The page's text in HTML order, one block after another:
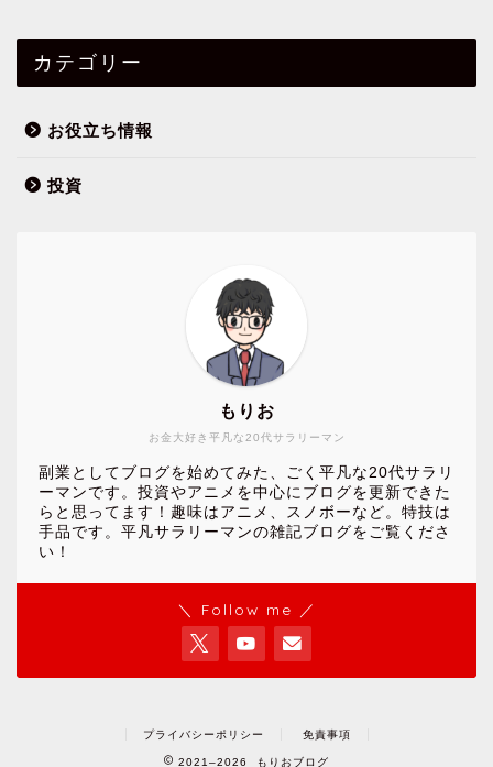
カテゴリー
お役立ち情報
投資
お金大好き平凡な20代サラリーマン
もりお
副業としてブログを始めてみた、ごく平凡な20代サラリ
ーマンです。投資やアニメを中心にブログを更新できた
らと思ってます！趣味はアニメ、スノボーなど。特技は
手品です。平凡サラリーマンの雑記ブログをご覧くださ
い！
＼ Follow me ／
プライバシーポリシー 免責事項
2021–2026 もりおブログ